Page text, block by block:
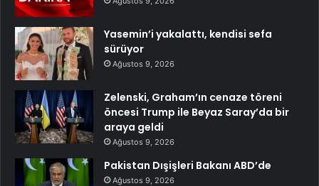
Yasemin’i yakalattı, kendisi sefa
sürüyor
Ağustos 9, 2026
Zelenski, Graham’ın cenaze töreni
öncesi Trump ile Beyaz Saray’da bir
araya geldi
Ağustos 9, 2026
Pakistan Dışişleri Bakanı ABD’de
Ağustos 9, 2026